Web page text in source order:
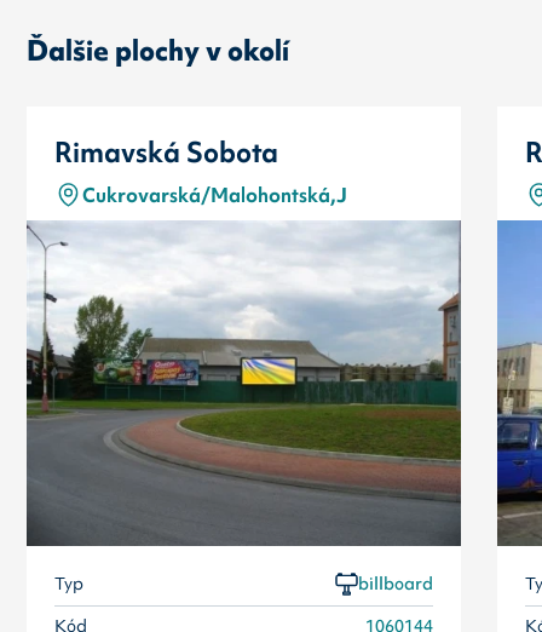
Ďalšie plochy v okolí
Rimavská Sobota
Cukrovarská/Malohontská,J
Typ
billboard
Kód
1060144